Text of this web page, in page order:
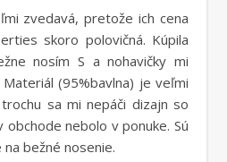
zvedavá, pretože ich cena
skoro polovičná. Kúpila
nosím S a nohavičky mi
(95%bavlna) je veľmi
sa mi nepáči dizajn so
obchode nebolo v ponuke. Sú
bežné nosenie.